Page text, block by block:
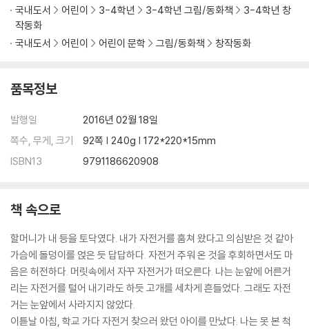
국내도서
어린이 3-4학년 3-4학년 그림/동화책
3-4학년 창
작동화
국내도서
어린이 어린이 문학 그림/동화책 창작동화
품목정보
발행일
2016년 02월 18일
쪽수, 무게, 크기
92쪽 | 240g | 172*220*15mm
ISBN13
9791186620908
책 속으로
할머니가 내 등을 토닥였다. 내가 자전거를 훔쳐 왔다고 의심받은 것 같아
가슴에 돌덩이를 얹은 듯 답답하다. 자전거 주워 온 것을 후회하면서도 마
음은 허전하다. 머릿속에서 자꾸 자전거가 떠오른다. 나는 눈앞에 어른거
리는 자전거를 털어 내기라도 하듯 고개를 세차게 흔들었다. 그래도 자전
거는 눈앞에서 사라지지 않았다.
이튿날 아침, 학교 가다 자전거 찾으러 왔던 아이를 만났다. 나는 못 본 척